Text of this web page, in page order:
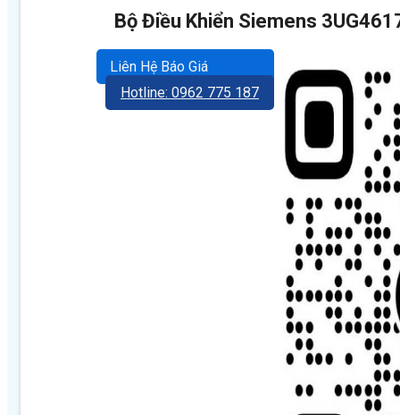
Bộ Điều Khiển Siemens
Liên Hệ Báo Giá
Hotline: 0962 775 187